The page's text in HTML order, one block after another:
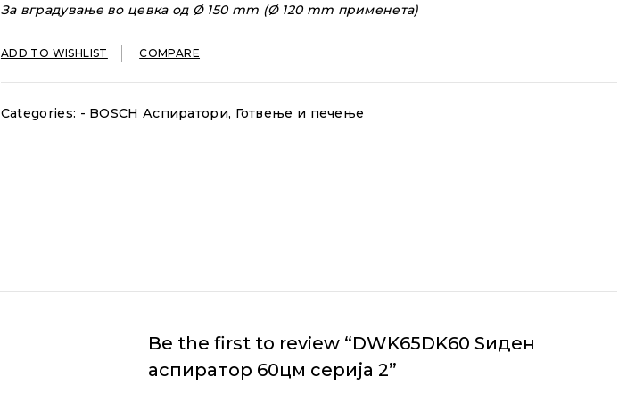
Завградување во цевка од Ø 150 mm (Ø 120 mm применета)
ADD TO WISHLIST COMPARE
Categories: - BOSCH Аспиратори, Готвење и печење
Be the first to review “DWK65DK60 Ѕиден
аспиратор 60цм серија 2”